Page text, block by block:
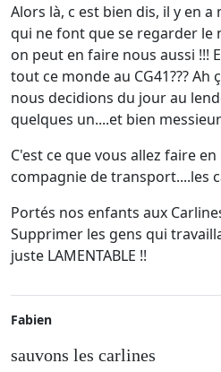
Alors là, c est bien dis, il y en
qui ne font que se regarder le
on peut en faire nous aussi !!!
tout ce monde au CG41???
nous decidions du jour au
quelques un....et bien
C'est ce que vous allez faire
compagnie de transport....les
Portés nos enfants aux
Supprimer les gens qui
juste LAMENTABLE !!
Fabien
sauvons les carlines